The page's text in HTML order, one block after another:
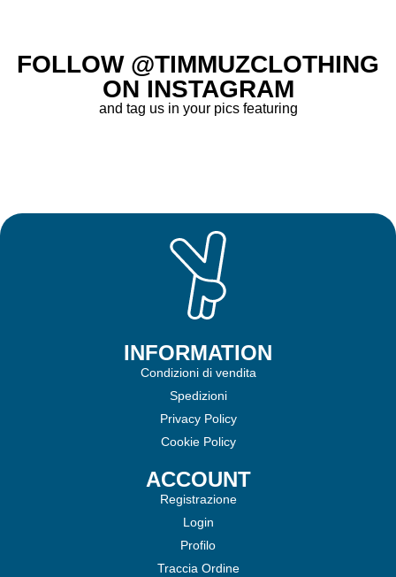
FOLLOW @TIMMUZCLOTHING
ON INSTAGRAM
and tag us in your pics featuring
INFORMATION
Condizioni di vendita
Spedizioni
Privacy Policy
Cookie Policy
ACCOUNT
Registrazione
Login
Profilo
Traccia Ordine